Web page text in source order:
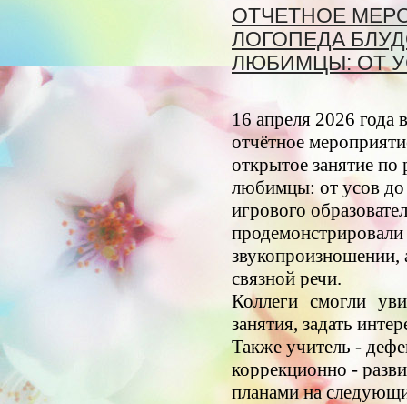
ОТЧЕТНОЕ
ЛОГОПЕДА
ЛЮБИМЦЫ: ОТ
16 апреля 2026 года
отчётное
открытое занятие
любимцы: от усов до
игрового
звукопроизношении,
связной речи.
Коллеги смогли
занятия, задать
Также учитель -
коррекционно -
планами на